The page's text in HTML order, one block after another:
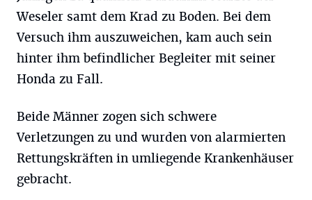
Weseler samt dem Krad zu Boden. Bei dem
Versuch ihm auszuweichen, kam auch sein
hinter ihm befindlicher Begleiter mit seiner
Honda zu Fall.
Beide Männer zogen sich schwere
Verletzungen zu und wurden von alarmierten
Rettungskräften in umliegende Krankenhäuser
gebracht.